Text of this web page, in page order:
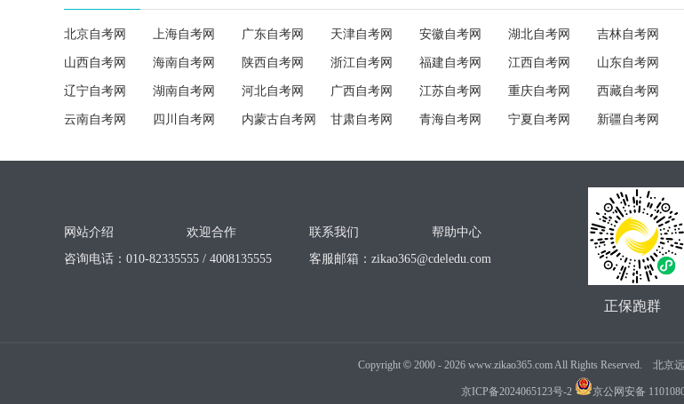
北京自考网 上海自考网 广东自考网 天津自考网 安徽自考网 湖北自考网 吉林自考网
山西自考网 海南自考网 陕西自考网 浙江自考网 福建自考网 江西自考网 山东自考网
辽宁自考网 湖南自考网 河北自考网 广西自考网 江苏自考网 重庆自考网 西藏自考网
云南自考网 四川自考网 内蒙古自考网 甘肃自考网 青海自考网 宁夏自考网 新疆自考网
网站介绍 欢迎合作 联系我们
帮助中心
咨询电话：010-82335555 / 4008135555
客服邮箱： zikao365@cdeledu.com
正保跑群
Copyright ©2000 - 2026www.zikao365.com All Rights Reserved. 北京
京ICP备2024065123号-2 京公网安备